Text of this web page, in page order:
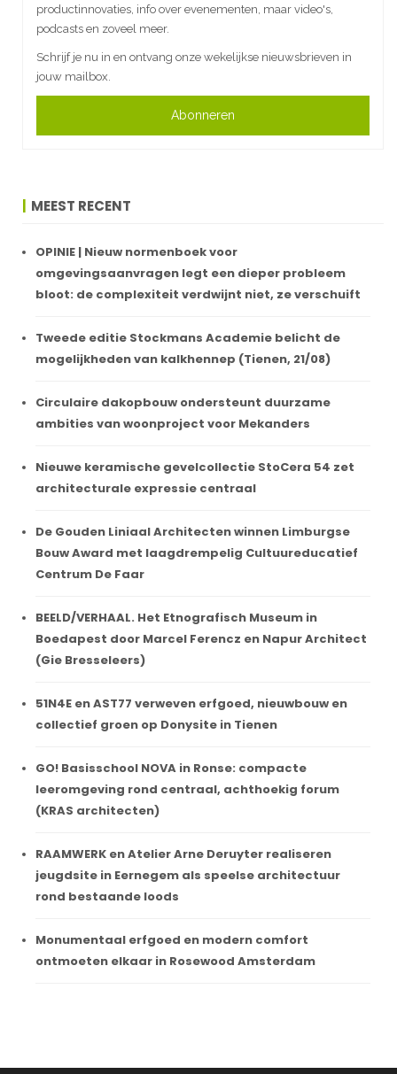
productinnovaties, info over evenementen, maar video's,
podcasts en zoveel meer.
Schrijf je nu in en ontvang onze wekelijkse nieuwsbrieven in
jouw mailbox.
Abonneren
MEEST RECENT
OPINIE | Nieuw normenboek voor
omgevingsaanvragen legt een dieper probleem
bloot: de complexiteit verdwijnt niet, ze verschuift
Tweede editie Stockmans Academie belicht de
mogelijkheden van kalkhennep (Tienen, 21/08)
Circulaire dakopbouw ondersteunt duurzame
ambities van woonproject voor Mekanders
Nieuwe keramische gevelcollectie StoCera 54 zet
architecturale expressie centraal
De Gouden Liniaal Architecten winnen Limburgse
Bouw Award met laagdrempelig Cultuureducatief
Centrum De Faar
BEELD/VERHAAL. Het Etnografisch Museum in
Boedapest door Marcel Ferencz en Napur Architect
(Gie Bresseleers)
51N4E en AST77 verweven erfgoed, nieuwbouw en
collectief groen op Donysite in Tienen
GO! Basisschool NOVA in Ronse: compacte
leeromgeving rond centraal, achthoekig forum
(KRAS architecten)
RAAMWERK en Atelier Arne Deruyter realiseren
jeugdsite in Eernegem als speelse architectuur
rond bestaande loods
Monumentaal erfgoed en modern comfort
ontmoeten elkaar in Rosewood Amsterdam